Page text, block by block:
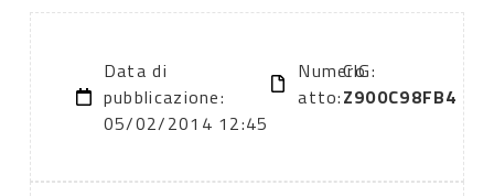
Data di
pubblicazione:
05/02/2014 12:45
Numero
atto:
CIG:
Z900C98FB4